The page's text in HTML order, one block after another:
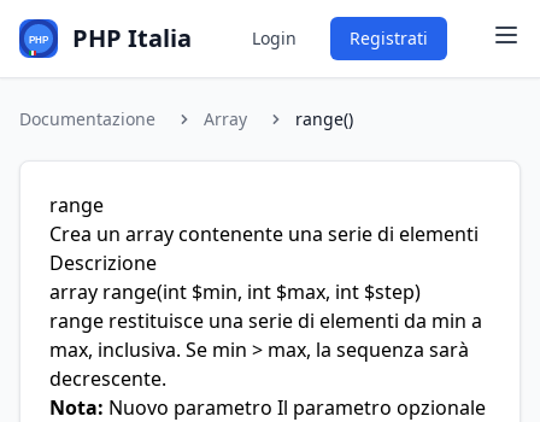
PHP Italia Login Registrati
Documentazione Array range()
range
Crea un array contenente una serie di elementi
Descrizione
array range(int $min, int $max, int $step)
range restituisce una serie di elementi da min a
max, inclusiva. Se min > max, la sequenza sarà
decrescente.
Nota: Nuovo parametro Il parametro opzionale